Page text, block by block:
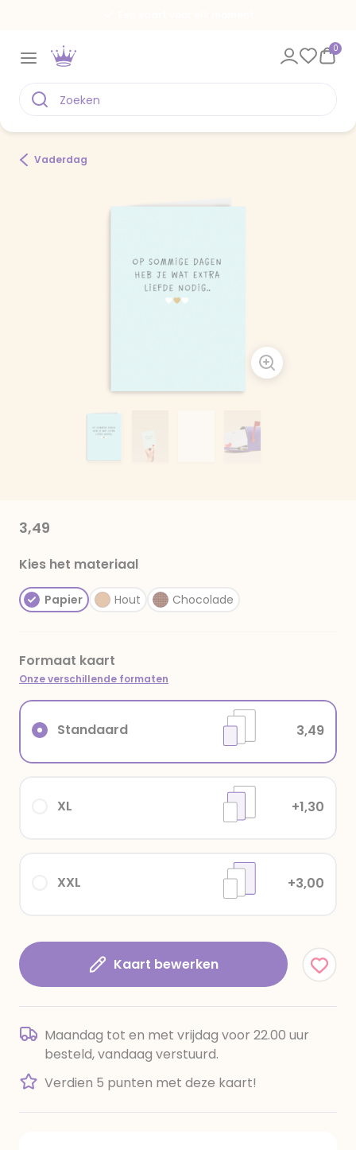
0
Vaderdag
3,49
Kies het materiaal
Papier Hout Chocolade
Formaat kaart
Onze verschillende formaten
XXL +3,00
XL +1,30
Standaard 3,49
Kaart bewerken
Maandag tot en met vrijdag voor 22.00 uur
besteld, vandaag verstuurd.
Verdien 5 punten met deze kaart!